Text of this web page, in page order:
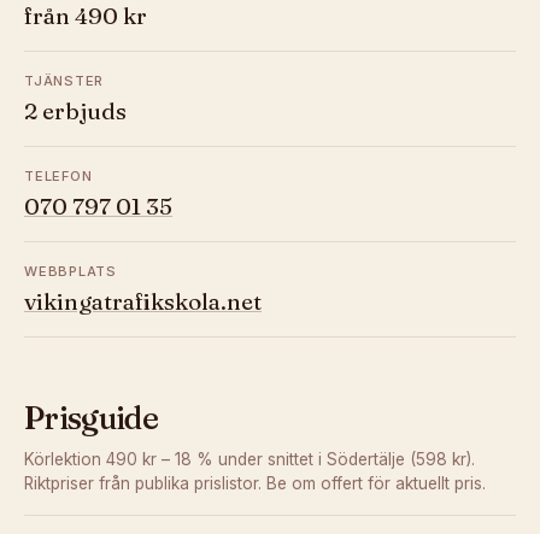
från 490 kr
TJÄNSTER
2 erbjuds
TELEFON
070 797 01 35
WEBBPLATS
vikingatrafikskola.net
Prisguide
Körlektion 490 kr – 18 % under snittet i Södertälje (598 kr).
Riktpriser från publika prislistor. Be om offert för aktuellt pris.